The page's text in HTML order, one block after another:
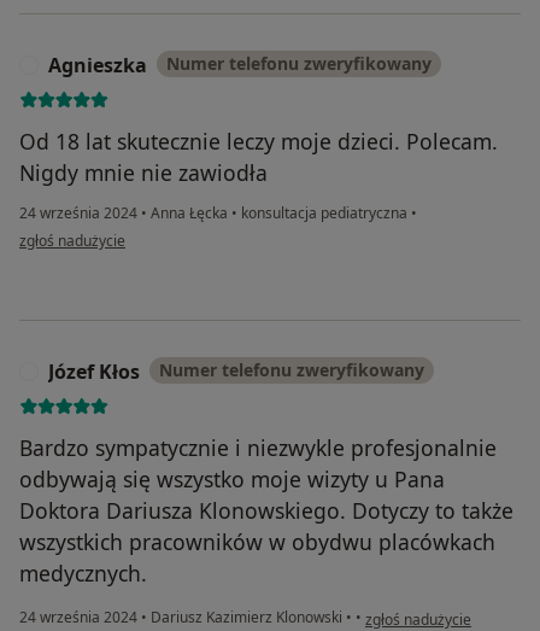
Agnieszka Numer telefonu zweryfikowany
Od 18 lat skutecznie leczy moje dzieci. Polecam.
Nigdy mnie nie zawiodła
24 września 2024 • Anna Łęcka • konsultacja pediatryczna •
w opinii użytkownika Agnieszka
zgłoś nadużycie
Józef Kłos Numer telefonu zweryfikowany
Bardzo sympatycznie i niezwykle profesjonalnie
odbywają się wszystko moje wizyty u Pana
Doktora Dariusza Klonowskiego. Dotyczy to także
wszystkich pracowników w obydwu placówkach
medycznych.
24 września 2024 • Dariusz Kazimierz Klonowski • • w opinii użytkownika Józef
zgłoś nadużycie